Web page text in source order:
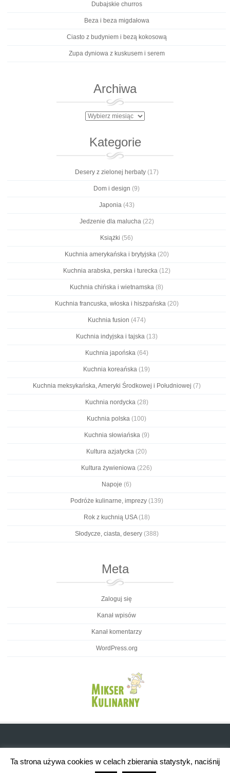
Dubajskie churros
Beza i beza migdałowa
Ciasto z budyniem i bezą kokosową
Zupa dyniowa z kuskusem i serem
Archiwa
Archiwa
Kategorie
Desery z zielonej herbaty(17)
Dom i design (9)
Japonia(43)
Jedzenie dla malucha(22)
Książki (56)
Kuchnia amerykańska i brytyjska(20)
Kuchnia arabska, perska i turecka(12)
Kuchnia chińska i wietnamska (8)
Kuchnia francuska, włoska i hiszpańska(20)
Kuchnia fusion (474)
Kuchnia indyjska i tajska(13)
Kuchnia japońska(64)
Kuchnia koreańska (19)
Kuchnia meksykańska, Ameryki Środkowej i Południowej (7)
Kuchnia nordycka(28)
Kuchnia polska (100)
Kuchnia słowiańska(9)
Kultura azjatycka (20)
Kultura żywieniowa (226)
Napoje (6)
Podróże kulinarne, imprezy(139)
Rok z kuchnią USA(18)
Słodycze, ciasta, desery(388)
Meta
Zaloguj się
Kanał wpisów
Kanał komentarzy
WordPress.org
Ta strona używa cookies w celach zbierania statystyk, naciśnij